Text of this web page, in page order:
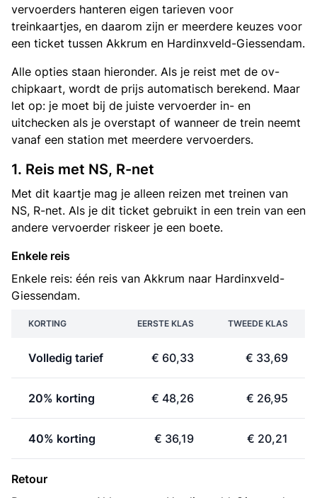
vervoerders hanteren eigen tarieven voor
treinkaartjes, en daarom zijn er meerdere keuzes voor
een ticket tussen Akkrum en Hardinxveld-Giessendam.
Alle opties staan hieronder. Als je reist met de ov-
chipkaart, wordt de prijs automatisch berekend. Maar
let op: je moet bij de juiste vervoerder in- en
uitchecken als je overstapt of wanneer de trein neemt
vanaf een station met meerdere vervoerders.
1. Reis met NS, R-net
Met dit kaartje mag je alleen reizen met treinen van
NS, R-net. Als je dit ticket gebruikt in een trein van een
andere vervoerder riskeer je een boete.
Enkele reis
Enkele reis: één reis van Akkrum naar Hardinxveld-
Giessendam.
KORTING EERSTE KLAS TWEEDE KLAS
Volledig tarief € 60,33 € 33,69
20% korting € 48,26 € 26,95
40% korting € 36,19 € 20,21
Retour